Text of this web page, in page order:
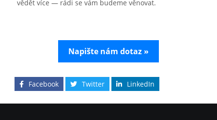
vědět více — rádi se vám budeme věnovat.
Napište nám dotaz »
Facebook Twitter LinkedIn